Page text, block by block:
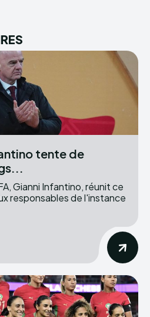
tente de
Gianni Infantino, réunit ce
responsables de l'instance